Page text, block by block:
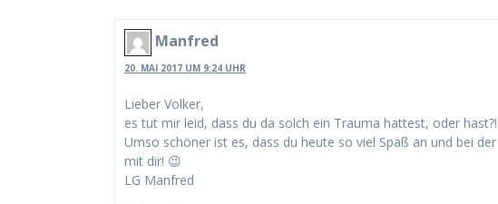
Manfred
20. MAI 2017 UM 9:24 UHR
Lieber Volker,
es tut mir leid, dass du da solch ein Trauma hattest, oder
Umso schöner ist es, dass du heute so viel Spaß an und bei
mit dir! 😉
LG Manfred